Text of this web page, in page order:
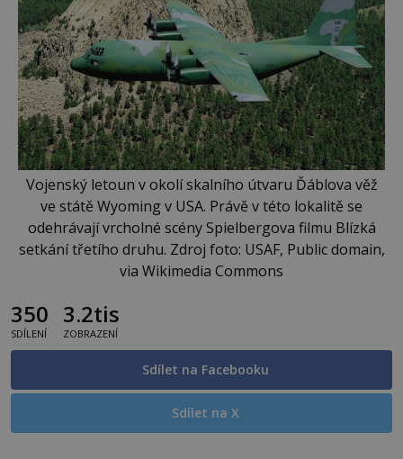
Vojenský letoun v okolí skalního útvaru Ďáblova věž
ve státě Wyoming v USA. Právě v této lokalitě se
odehrávají vrcholné scény Spielbergova filmu Blízká
setkání třetího druhu. Zdroj foto: USAF, Public domain,
via Wikimedia Commons
350
SDÍLENÍ
3.2tis
ZOBRAZENÍ
Sdílet na Facebooku
Sdílet na X